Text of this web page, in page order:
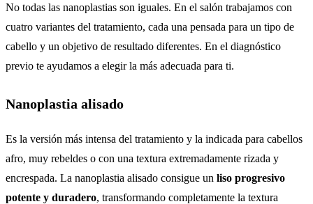
No todas las nanoplastias son iguales. En el salón trabajamos con
cuatro variantes del tratamiento, cada una pensada para un tipo de
cabello y un objetivo de resultado diferentes. En el diagnóstico
previo te ayudamos a elegir la más adecuada para ti.
Nanoplastia alisado
Es la versión más intensa del tratamiento y la indicada para cabellos
afro, muy rebeldes o con una textura extremadamente rizada y
encrespada. La nanoplastia alisado consigue un liso progresivo
potente y duradero, transformando completamente la textura